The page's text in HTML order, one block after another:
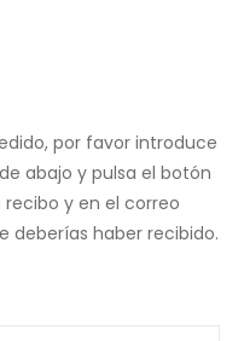
por favor introduce
abajo y pulsa el botón
recibo y en el correo
deberías haber recibido.